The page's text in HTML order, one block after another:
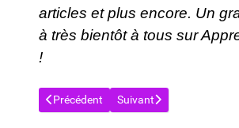
articles et plus encore. Un
à très bientôt à tous sur
!
Article précédent : APPRENDS ET
Précédent Article suivant :
Suivant